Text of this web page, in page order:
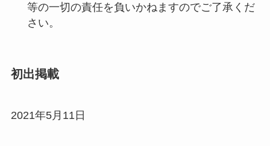
等の一切の責任を負いかねますのでご了承くだ
さい。
初出掲載
2021年5月11日